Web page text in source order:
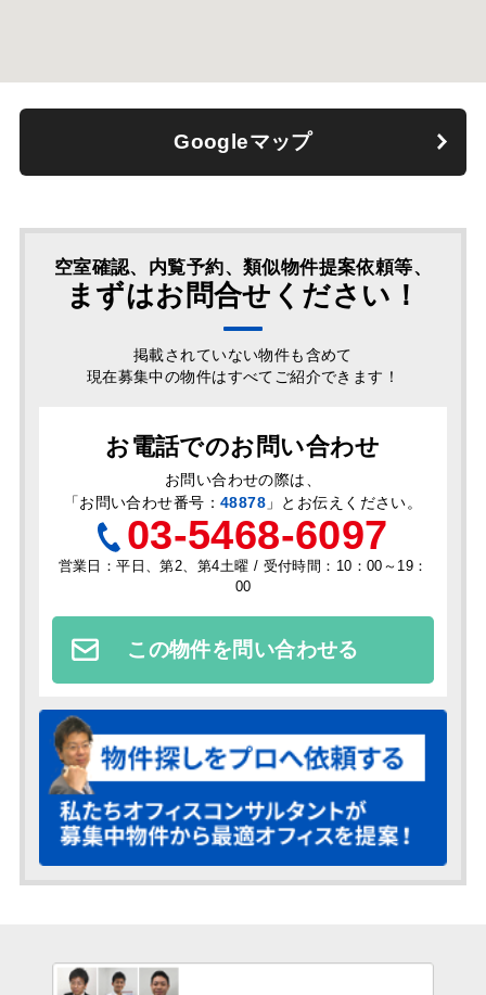
Googleマップ
空室確認、内覧予約、類似物件提案依頼等、
まずはお問合せください！
掲載されていない物件も含めて
現在募集中の物件はすべてご紹介できます！
お電話でのお問い合わせ
お問い合わせの際は、
「お問い合わせ番号： 48878 」とお伝えください。
03-5468-6097
営業日：平日、第2、第4土曜 / 受付時間：10：00～19：
00
この物件を問い合わせる